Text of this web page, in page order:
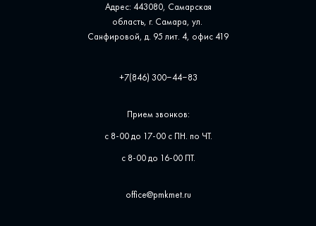
Адрес: 443080, Самарская
область, г. Самара, ул. ​
Санфировой, д. 95 лит. 4, офис ​419
+7(846) 300‒44‒83
Прием звонков:
с 8-00 до 17-00 с ПН. по ЧТ.
с 8-00 до 16-00 ПТ.
office@pmkmet.ru